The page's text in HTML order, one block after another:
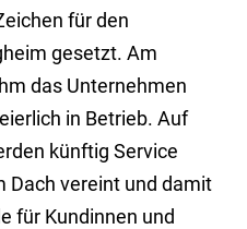
für den
gesetzt. Am
das Unternehmen
in Betrieb. Auf
künftig Service
Dach vereint und damit
für Kundinnen und